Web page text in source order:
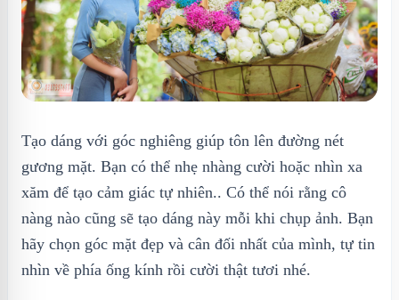
Tạo dáng với góc nghiêng giúp tôn lên đường nét
gương mặt. Bạn có thể nhẹ nhàng cười hoặc nhìn xa
xăm để tạo cảm giác tự nhiên.. Có thể nói rằng cô
nàng nào cũng sẽ tạo dáng này mỗi khi chụp ảnh. Bạn
hãy chọn góc mặt đẹp và cân đối nhất của mình, tự tin
nhìn về phía ống kính rồi cười thật tươi nhé.